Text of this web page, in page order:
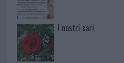
I nostri cari